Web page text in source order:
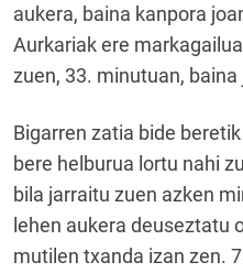
aukera, baina kanpora
Aurkariak ere
zuen, 33. minutuan,
Bigarren zatia bide
bere helburua lortu nahi
bila jarraitu zuen azken
lehen aukera deuseztatu
mutilen txanda izan zen.